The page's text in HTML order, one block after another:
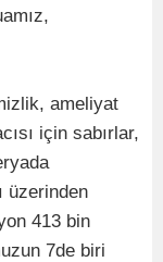
ameliyat
için sabırlar,
üzerinden
413 bin
7de biri